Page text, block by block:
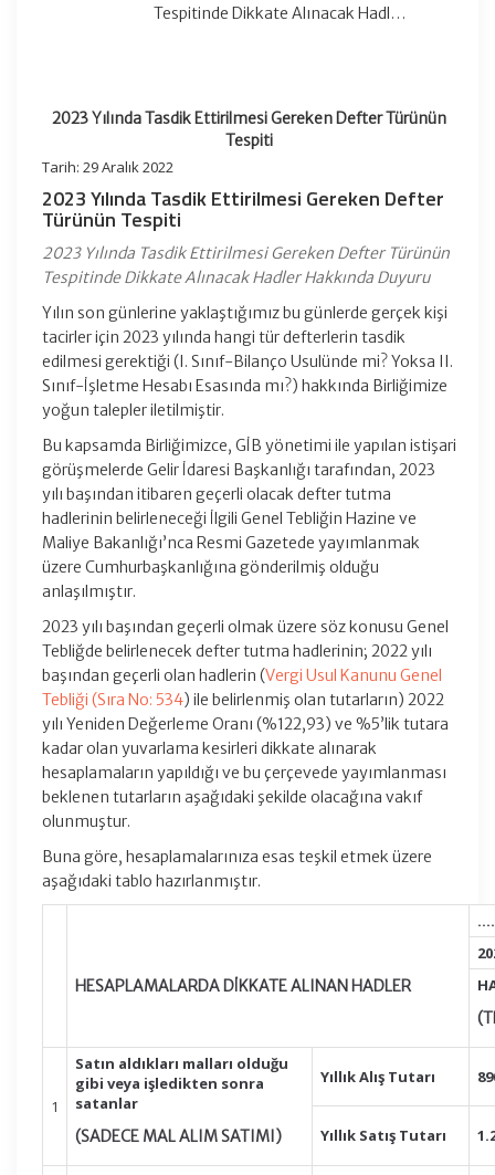
Tespitinde Dikkate Alınacak Hadl…
2023 Yılında Tasdik Ettirilmesi Gereken Defter Türünün
Tespiti
Tarih: 29 Aralık 2022
2023 Yılında Tasdik Ettirilmesi Gereken Defter
Türünün Tespiti
2023 Yılında Tasdik Ettirilmesi Gereken Defter Türünün
Tespitinde Dikkate Alınacak Hadler Hakkında Duyuru
Yılın son günlerine yaklaştığımız bu günlerde gerçek kişi
tacirler için 2023 yılında hangi tür defterlerin tasdik
edilmesi gerektiği (I. Sınıf-Bilanço Usulünde mi? Yoksa II.
Sınıf-İşletme Hesabı Esasında mı?) hakkında Birliğimize
yoğun talepler iletilmiştir.
Bu kapsamda Birliğimizce, GİB yönetimi ile yapılan istişari
görüşmelerde Gelir İdaresi Başkanlığı tarafından, 2023
yılı başından itibaren geçerli olacak defter tutma
hadlerinin belirleneceği İlgili Genel Tebliğin Hazine ve
Maliye Bakanlığı’nca Resmi Gazetede yayımlanmak
üzere Cumhurbaşkanlığına gönderilmiş olduğu
anlaşılmıştır.
2023 yılı başından geçerli olmak üzere söz konusu Genel
Tebliğde belirlenecek defter tutma hadlerinin; 2022 yılı
başından geçerli olan hadlerin (Vergi Usul Kanunu Genel
Tebliği (Sıra No: 534) ile belirlenmiş olan tutarların) 2022
yılı Yeniden Değerleme Oranı (%122,93) ve %5’lik tutara
kadar olan yuvarlama kesirleri dikkate alınarak
hesaplamaların yapıldığı ve bu çerçevede yayımlanması
beklenen tutarların aşağıdaki şekilde olacağına vakıf
olunmuştur.
Buna göre, hesaplamalarınıza esas teşkil etmek üzere
aşağıdaki tablo hazırlanmıştır.
HESAPLAMALARDA DİKKATE ALINAN HADLER
1
Satın aldıkları malları olduğu
gibi veya işledikten sonra
satanlar
(SADECE MAL ALIM SATIMI)
Yıllık Alış Tutarı
Yıllık Satış Tutarı